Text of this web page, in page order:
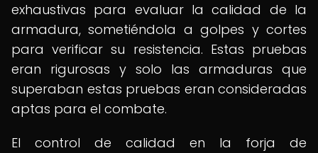
exhaustivas para evaluar la calidad de la
armadura, sometiéndola a golpes y cortes
para verificar su resistencia. Estas pruebas
eran rigurosas y solo las armaduras que
superaban estas pruebas eran consideradas
aptas para el combate.
El control de calidad en la forja de